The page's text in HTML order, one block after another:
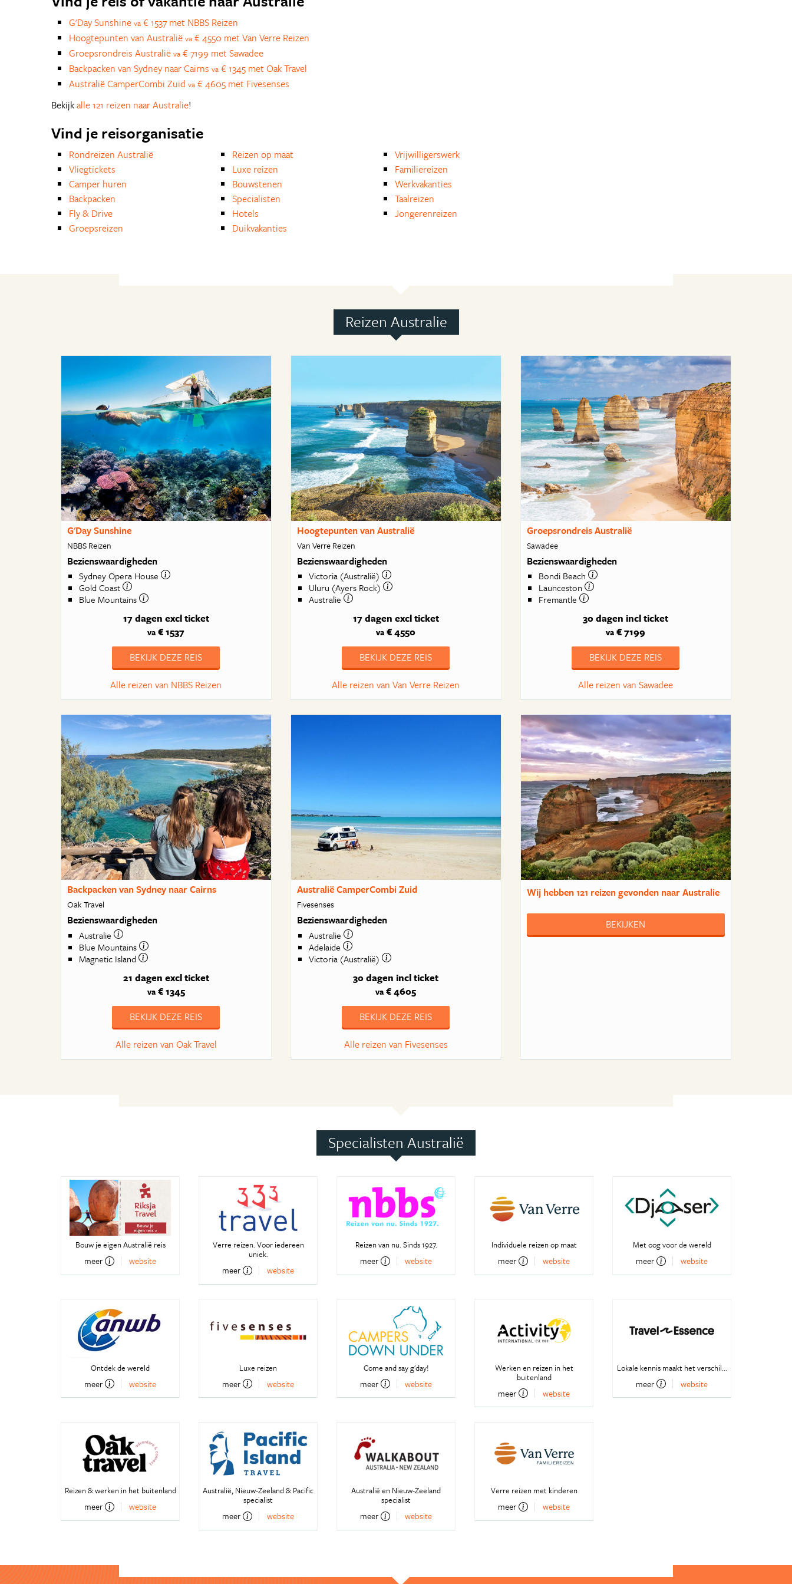
G'Day Sunshine va € 1537 met NBBS Reizen
Hoogtepunten van Australië va € 4550 met Van Verre Reizen
Groepsrondreis Australië va € 7199 met Sawadee
Backpacken van Sydney naar Cairns va € 1345 met Oak Travel
Australië CamperCombi Zuid va € 4605 met Fivesenses
Bekijkalle 121 reizen naar Australie!
Vind je reisorganisatie
Rondreizen Australië
Vliegtickets
Camper huren
Backpacken
Fly & Drive
Groepsreizen
Reizen op maat
Luxe reizen
Bouwstenen
Specialisten
Hotels
Duikvakanties
Vrijwilligerswerk
Familiereizen
Werkvakanties
Taalreizen
Jongerenreizen
Reizen Australie
G'Day Sunshine
NBBS Reizen
Bezienswaardigheden
Sydney Opera House
Gold Coast
Blue Mountains
17 dagen excl ticket
va € 1537
BEKIJK DEZE REIS
Alle reizen van NBBS Reizen
Hoogtepunten van Australië
Van Verre Reizen
Bezienswaardigheden
Victoria (Australië)
Uluru (Ayers Rock)
Australie
17 dagen excl ticket
va € 4550
BEKIJK DEZE REIS
Alle reizen van Van Verre Reizen
Groepsrondreis Australië
Sawadee
Bezienswaardigheden
Bondi Beach
Launceston
Fremantle
30 dagen incl ticket
va € 7199
BEKIJK DEZE REIS
Alle reizen van Sawadee
Backpacken van Sydney naar Cairns
Oak Travel
Bezienswaardigheden
Australie
Blue Mountains
Magnetic Island
21 dagen excl ticket
va€ 1345
BEKIJK DEZE REIS
Alle reizen van Oak Travel
Australië CamperCombi Zuid
Fivesenses
Bezienswaardigheden
Australie
Adelaide
Victoria (Australië)
30 dagen incl ticket
va € 4605
BEKIJK DEZE REIS
Alle reizen van Fivesenses
Wij hebben121 reizengevonden naar Australie
BEKIJKEN
Specialisten Australië
Bouw je eigen Australië reis
meer website
Verre reizen. Voor iedereen
uniek.
meer website
Reizen van nu. Sinds 1927.
meer website
Individuele reizen op maat
meer website
Met oog voor de wereld
meer website
Ontdek de wereld
meer website
Luxe reizen
meer website
Come and say g'day!
meer website
Werken en reizen in het
buitenland
meer website
Lokale kennis maakt het verschil...
meer website
Reizen & werken in het buitenland
meer website
Australië, Nieuw-Zeeland & Pacific
specialist
meer website
Australië en Nieuw-Zeeland
specialist
meer website
Verre reizen met kinderen
meer website